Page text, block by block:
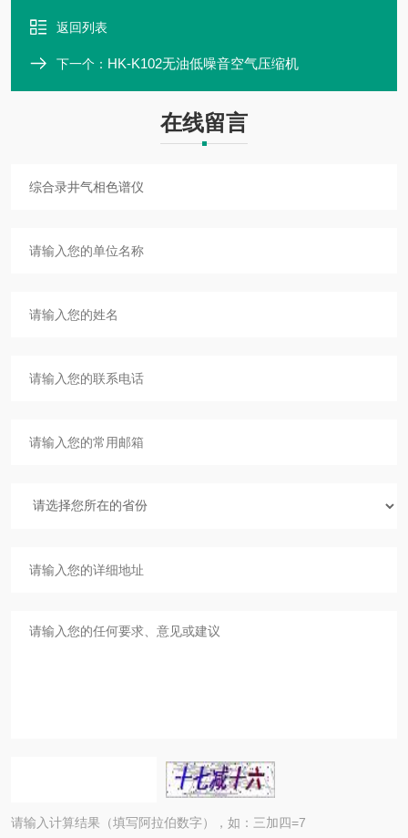
返回列表
下一个： HK-K102无油低噪音空气压缩机
在线留言
请输入计算结果（填写阿拉伯数字），如：三加四=7